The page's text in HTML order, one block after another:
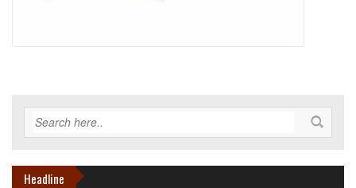
Headline